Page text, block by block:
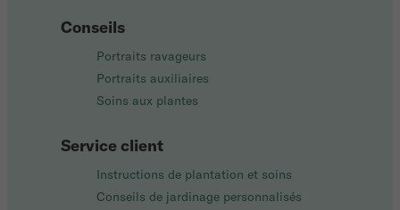
Conseils
Portraits ravageurs
Portraits auxiliaires
Soins aux plantes
Service client
Instructions de plantation et soins
Conseils de jardinage personnalisés